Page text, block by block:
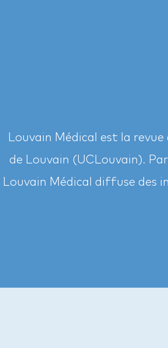
Louvain Médical est la
de Louvain (UCLouvain).
Louvain Médical diffuse